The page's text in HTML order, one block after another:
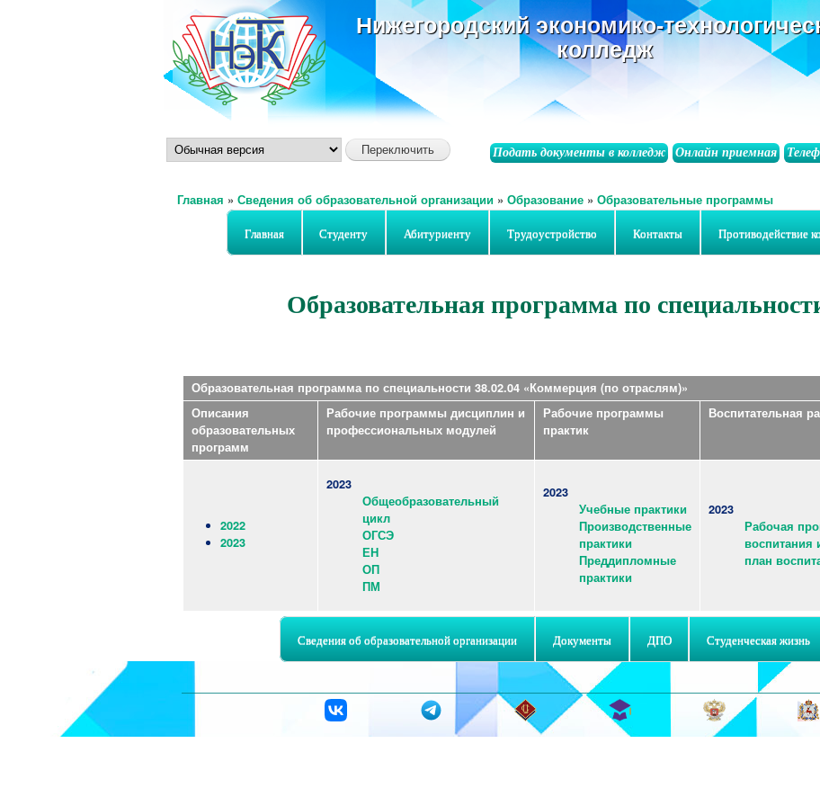
основному
содержанию
Нижегородский экономико-
колледж
Онлайн приемная
Подать документы в колледж
Главная » Сведения об образовательной организации » Образование » Образовательные программы
Главная Студенту Абитуриенту Трудоустройство Контакты Противодействие
Образовательная программа по
Образовательная программа по специальности 38.02.04 «Коммерция (по отраслям)»
Описания
образовательных
программ
Рабочие программы дисциплин и
профессиональных модулей
Рабочие программы
практик
Воспитательная
2022
2023
2023
Общеобразовательный
цикл
ОГСЭ
ЕН
ОП
ПМ
2023
Учебные практики
Производственные
практики
Преддипломные
практики
2023
Рабочая
воспитания
план
Сведения об образовательной организации Документы ДПО Студенческая жизнь